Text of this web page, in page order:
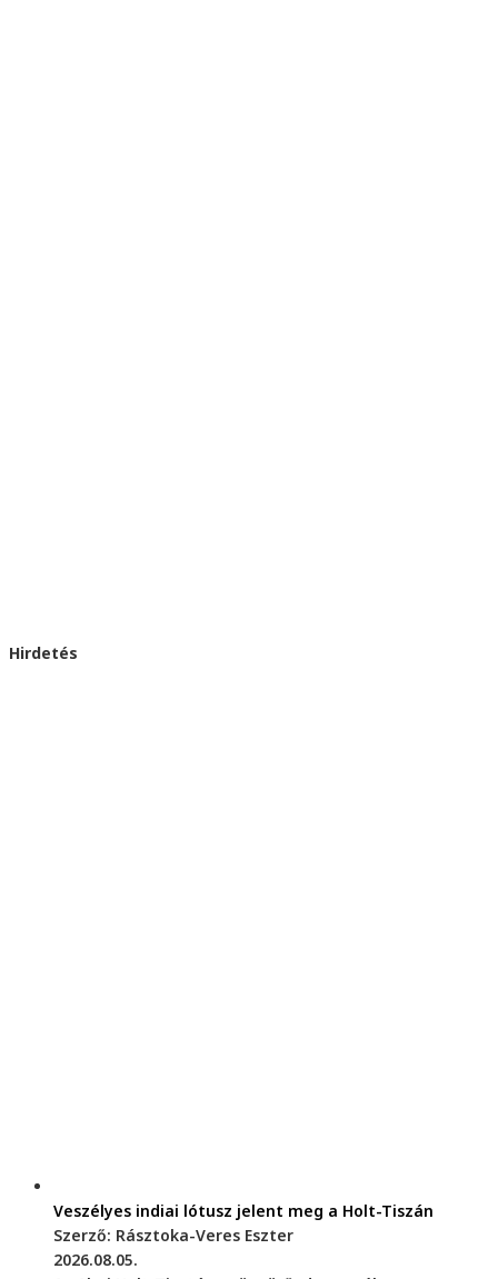
Hirdetés
Veszélyes indiai lótusz jelent meg a Holt-Tiszán
Szerző: Rásztoka-Veres Eszter
2026.08.05.